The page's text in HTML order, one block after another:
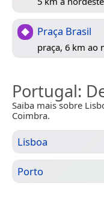
Praça Brasil
praça, 6 km ao
Portugal:
Saiba mais sobre
Coimbra.
Lisboa
Porto